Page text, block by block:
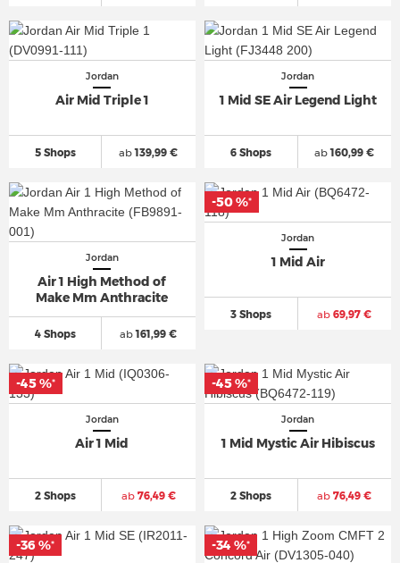
Jordan
Air Mid Triple 1
5 Shops ab139,99 €
Jordan
1 Mid SE Air Legend Light
6 Shops ab160,99 €
Jordan
Air 1 High Method of
Make Mm Anthracite
4 Shops ab161,99 €
Jordan
1 Mid Air
3 Shops ab 69,97 €
-50 %*
Jordan
Air 1 Mid
2 Shops ab76,49 €
-45 %*
Jordan
1 Mid Mystic Air Hibiscus
2 Shops ab 76,49 €
-45 %*
-36 %* -34 %*